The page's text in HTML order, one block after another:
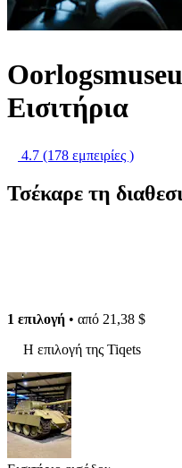
Εισιτήρια
4.7 (178 εμπειρίες )
Τσέκαρε τη
1 επιλογή • από 21,38 $
Η επιλογή της Tiqets